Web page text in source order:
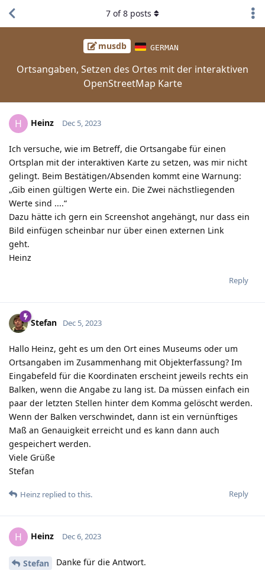
musdb GERMAN
Ortsangaben, Setzen des Ortes mit der interaktiven
OpenStreetMap Karte
7 of8 posts
H Heinz Dec 5, 2023
Ich versuche, wie im Betreff, die Ortsangabe für einen
Ortsplan mit der interaktiven Karte zu setzen, was mir nicht
gelingt. Beim Bestätigen/Absenden kommt eine Warnung:
„Gib einen gültigen Werte ein. Die Zwei nächstliegenden
Werte sind ....“
Dazu hätte ich gern ein Screenshot angehängt, nur dass ein
Bild einfügen scheinbar nur über einen externen Link
geht.
Heinz
Reply
Stefan Dec 5, 2023
Hallo Heinz, geht es um den Ort eines Museums oder um
Ortsangaben im Zusammenhang mit Objekterfassung? Im
Eingabefeld für die Koordinaten erscheint jeweils rechts ein
Balken, wenn die Angabe zu lang ist. Da müssen einfach ein
paar der letzten Stellen hinter dem Komma gelöscht werden.
Wenn der Balken verschwindet, dann ist ein vernünftiges
Maß an Genauigkeit erreicht und es kann dann auch
gespeichert werden.
Viele Grüße
Stefan
Reply
Heinz replied to this.
H Heinz Dec 6, 2023
Stefan
Danke für die Antwort.